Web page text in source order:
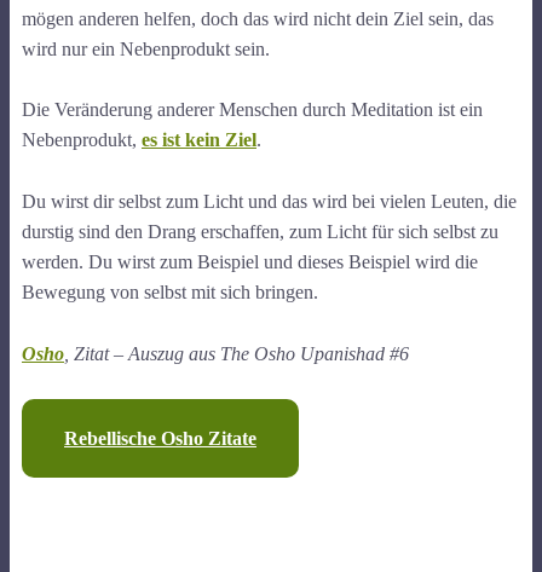
mögen anderen helfen, doch das wird nicht dein Ziel sein, das
wird nur ein Nebenprodukt sein.
Die Veränderung anderer Menschen durch Meditation ist ein
Nebenprodukt, es ist kein Ziel.
Du wirst dir selbst zum Licht und das wird bei vielen Leuten, die
durstig sind den Drang erschaffen, zum Licht für sich selbst zu
werden. Du wirst zum Beispiel und dieses Beispiel wird die
Bewegung von selbst mit sich bringen.
Osho , Zitat – Auszug aus The Osho Upanishad #6
Rebellische Osho Zitate